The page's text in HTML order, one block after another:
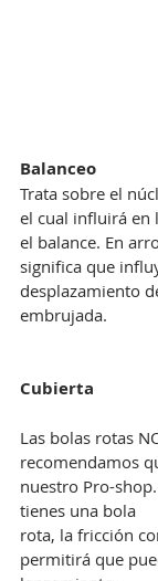
Balanceo
Trata sobre el
el cual influirá en
el balance. En
significa que
desplazamiento
embrujada.
Cubierta
Las bolas rotas
recomendamos
nuestro Pro-
tienes una bola
rota, la fricción
permitirá que